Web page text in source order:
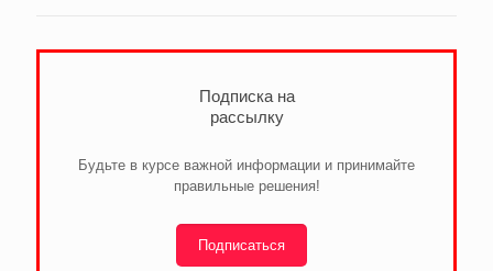
Подписка на
рассылку
Будьте в курсе важной информации и принимайте
правильные решения!
Подписаться